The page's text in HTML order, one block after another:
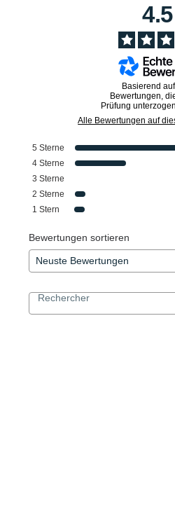
Basierend auf
Bewertungen,
Prüfung
Alle Bewertungen auf
5 Sterne
4 Sterne
3 Sterne
2 Sterne
1 Stern
Bewertungen sortieren